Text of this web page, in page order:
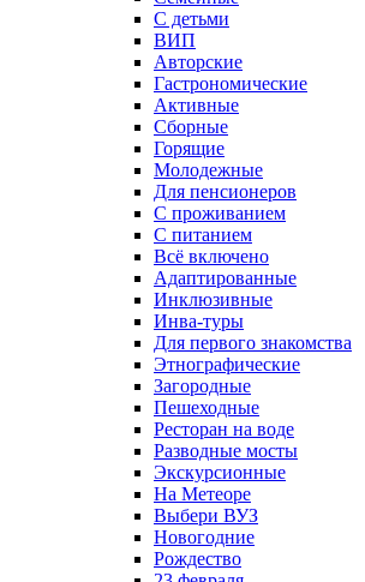
С детьми
ВИП
Авторские
Гастрономические
Активные
Сборные
Горящие
Молодежные
Для пенсионеров
С проживанием
С питанием
Всё включено
Адаптированные
Инклюзивные
Инва-туры
Для первого знакомства
Этнографические
Загородные
Пешеходные
Ресторан на воде
Разводные мосты
Экскурсионные
На Метеоре
Выбери ВУЗ
Новогодние
Рождество